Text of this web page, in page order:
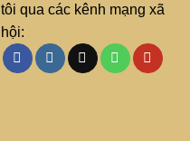
tôi qua các kênh mạng xã
hội: